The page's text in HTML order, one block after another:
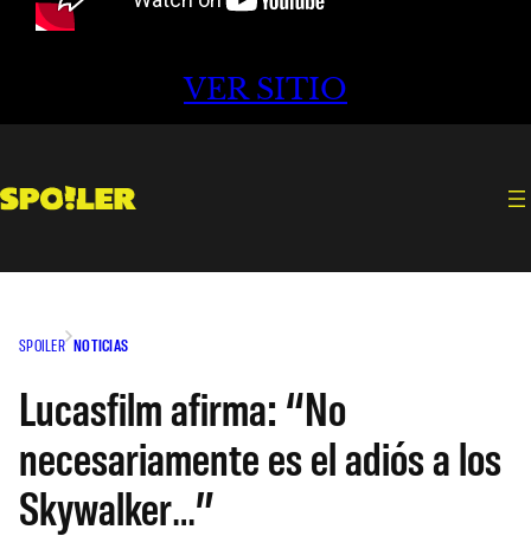
VER SITIO
SPOILER NOTICIAS
Lucasfilm afirma: “No
necesariamente es el adiós a los
Skywalker…”